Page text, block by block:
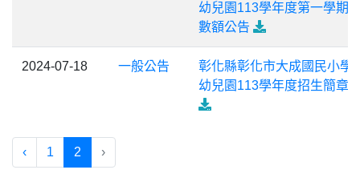
幼兒園113學年度第一學期
數額公告
2024-07-18 一般公告
彰化縣彰化市大成國民小學
幼兒園113學年度招生簡章
‹ 1 2 ›